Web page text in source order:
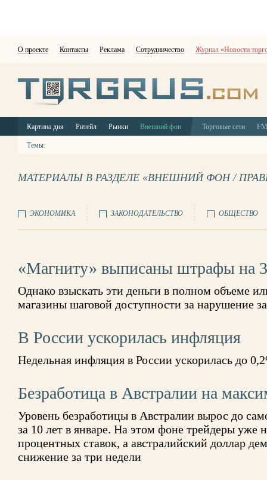
О проекте Контакты Реклама Сотрудничество Журнал «Новости
Картина дня Ритейл Рынки Внешний фон Торговые сети
Темы:
МАТЕРИАЛЫ В РАЗДЕЛЕ «ВНЕШНИЙ ФОН /
ЭКОНОМИКА ЗАКОНОДАТЕЛЬСТВО ОБЩЕСТВО
«Магниту» выписаны штрафы на
Однако взыскать эти деньги в полном объеме
магазины шаговой доступности за нарушение
В России ускорилась инфляция
Недельная инфляция в России ускорилась до
Безработица в Австралии на
Уровень безработицы в Австралии вырос до
за 10 лет в январе. На этом фоне трейдеры уже
процентных ставок, а австралийский доллар
снижение за три недели